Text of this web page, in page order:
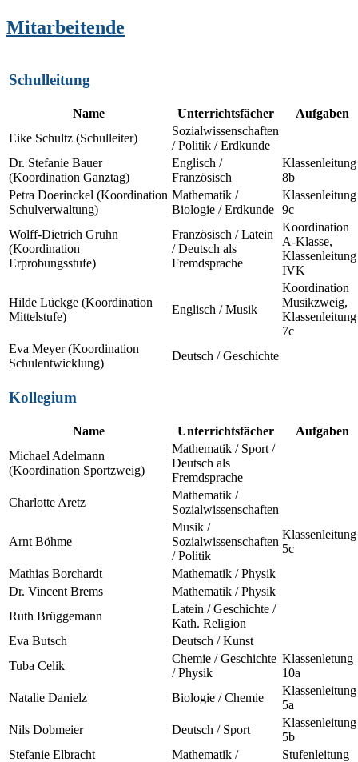
Mitarbeitende
Schulleitung
Name Unterrichtsfächer
Aufgaben
Eike Schultz (Schulleiter)
Sozialwissenschaften
/ Politik / Erdkunde
Dr. Stefanie Bauer
(Koordination Ganztag)
Englisch /
Französisch
Klassenleitung
8b
Petra Doerinckel (Koordination
Schulverwaltung)
Mathematik /
Biologie / Erdkunde
Klassenleitung
9c
Wolff-Dietrich Gruhn
(Koordination
Erprobungsstufe)
Französisch / Latein
/ Deutsch als
Fremdsprache
Koordination
A-Klasse,
Klassenleitung
IVK
Hilde Lückge (Koordination
Mittelstufe)
Englisch / Musik
Koordination
Musikzweig,
Klassenleitung
7c
Eva Meyer (Koordination
Schulentwicklung)
Deutsch / Geschichte
Kollegium
Name Unterrichtsfächer
Aufgaben
Michael Adelmann
(Koordination Sportzweig)
Mathematik / Sport /
Deutsch als
Fremdsprache
Charlotte Aretz
Mathematik /
Sozialwissenschaften
Arnt Böhme
Musik /
Sozialwissenschaften
/ Politik
Klassenleitung
5c
Mathias Borchardt
Mathematik / Physik
Dr. Vincent Brems
Mathematik / Physik
Ruth Brüggemann
Latein / Geschichte /
Kath. Religion
Eva Butsch
Deutsch / Kunst
Tuba Celik
Chemie / Geschichte
/ Physik
Klassenletung
10a
Natalie Danielz
Biologie / Chemie
Klassenleitung
5a
Nils Dobmeier
Deutsch / Sport
Klassenleitung
5b
Stefanie Elbracht
Mathematik / Stufenleitung